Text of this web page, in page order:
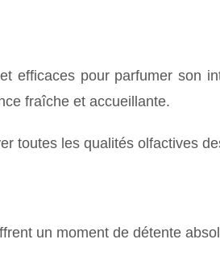
efficaces pour parfumer son
fraîche et accueillante.
toutes les qualités olfactives
un moment de détente